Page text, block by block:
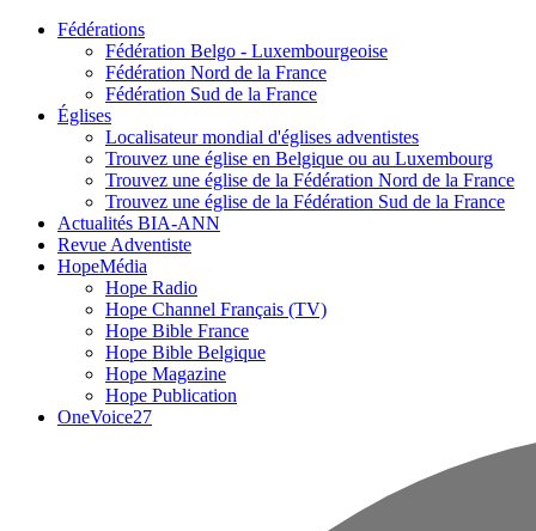
Fédérations
Fédération Belgo - Luxembourgeoise
Fédération Nord de la France
Fédération Sud de la France
Églises
Localisateur mondial d'églises adventistes
Trouvez une église en Belgique ou au Luxembourg
Trouvez une église de la Fédération Nord de la France
Trouvez une église de la Fédération Sud de la France
Actualités BIA-ANN
Revue Adventiste
HopeMédia
Hope Radio
Hope Channel Français (TV)
Hope Bible France
Hope Bible Belgique
Hope Magazine
Hope Publication
OneVoice27